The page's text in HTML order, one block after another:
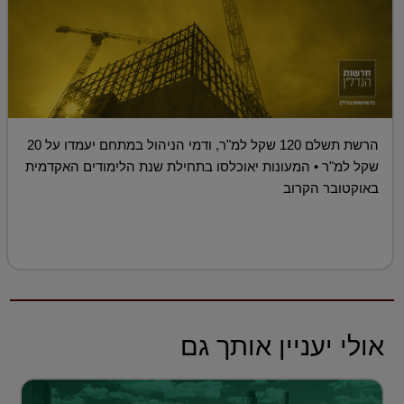
הרשת תשלם 120 שקל למ"ר, ודמי הניהול במתחם יעמדו על 20
שקל למ"ר • המעונות יאוכלסו בתחילת שנת הלימודים האקדמית
באוקטובר הקרוב
אולי יעניין אותך גם